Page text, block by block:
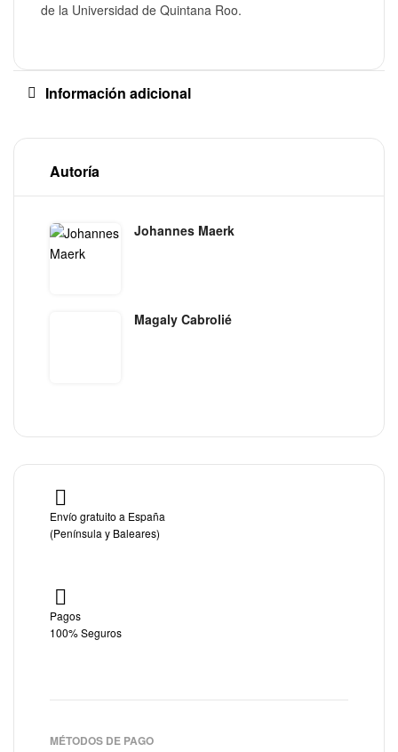
de la Universidad de Quintana Roo.
Información adicional
Autoría
Johannes Maerk
Magaly Cabrolié
Envío gratuito a España
(Península y Baleares)
Pagos
100% Seguros
MÉTODOS DE PAGO